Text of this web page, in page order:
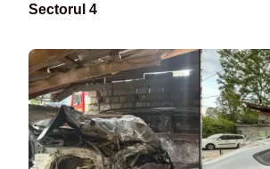
Sectorul 4